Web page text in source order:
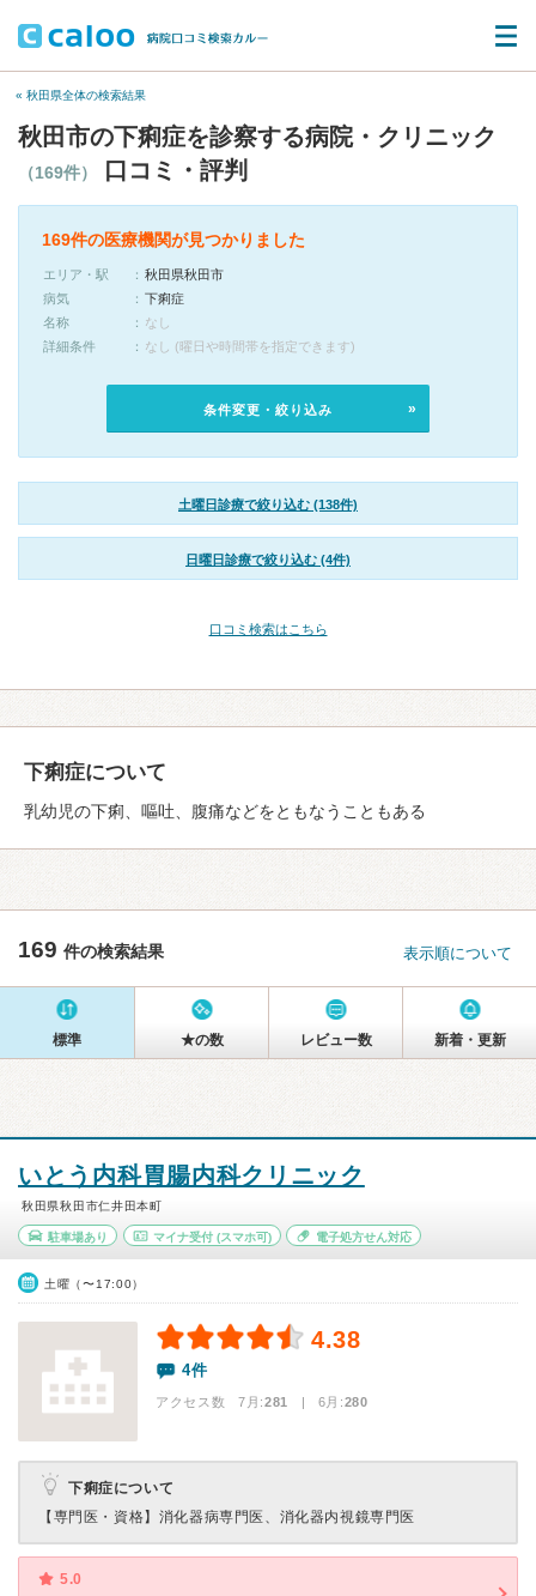
« 秋田県全体の検索結果
秋田市の下痢症を診察する病院・クリニック
（169件） 口コミ・評判
169件の医療機関が見つかりました
エリア・駅
秋田県秋田市
病気
下痢症
名称
なし
詳細条件
なし (曜日や時間帯を指定できます)
条件変更・絞り込み
土曜日診療で絞り込む (138件)
日曜日診療で絞り込む (4件)
口コミ検索はこちら
下痢症について
乳幼児の下痢、嘔吐、腹痛などをともなうこともある
169 件の検索結果 表示順について
標準 ★の数 レビュー数 新着・更新
いとう内科胃腸内科クリニック
秋田県秋田市仁井田本町
駐車場あり マイナ受付(スマホ可) 電子処方せん対応
土曜（〜17:00）
4.38
4件
アクセス数 7月:281 | 6月:280
下痢症について
【専門医・資格】 消化器病専門医、消化器内視鏡専門医
5.0